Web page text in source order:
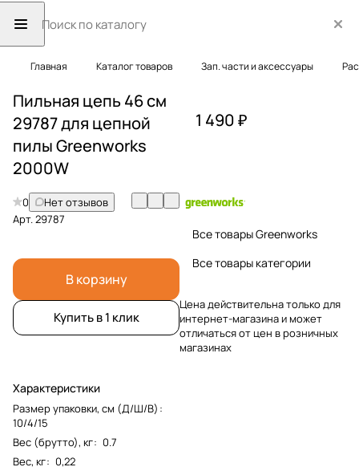
Главная Каталог товаров Зап. части и аксессуары
Пильная цепь 46 см
29787 для цепной
пилы Greenworks
2000W
0
Нет отзывов
Арт.29787
В корзину
Купить в 1 клик
Характеристики
Размер упаковки, см (Д/Ш/В) :
10/4/15
Вес (брутто), кг: 0.7
Вес, кг: 0,22
1 490 ₽
Все товары Greenworks
Все товары категории
Цена действительна только для
интернет-магазина и может
отличаться от цен в розничных
магазинах